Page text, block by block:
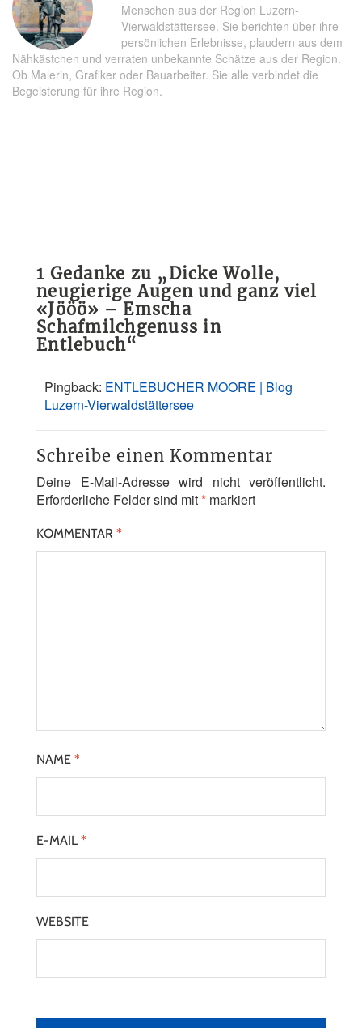
Menschen aus der Region Luzern-
Vierwaldstättersee. Sie berichten über ihre
persönlichen Erlebnisse, plaudern aus dem
Nähkästchen und verraten unbekannte Schätze aus der Region.
Ob Malerin, Grafiker oder Bauarbeiter. Sie alle verbindet die
Begeisterung für ihre Region.
1 Gedanke zu „Dicke Wolle,
neugierige Augen und ganz viel
«Jööö» – Emscha
Schafmilchgenuss in
Entlebuch“
Pingback: ENTLEBUCHER MOORE | Blog
Luzern-Vierwaldstättersee
Schreibe einen Kommentar
Deine E-Mail-Adresse wird nicht veröffentlicht.
Erforderliche Felder sind mit* markiert
KOMMENTAR *
NAME *
E-MAIL *
WEBSITE